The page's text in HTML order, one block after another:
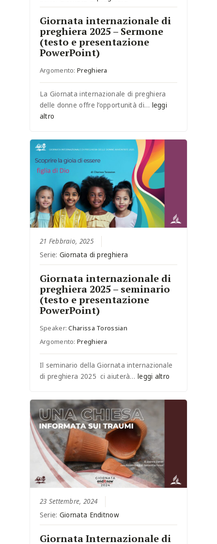
Giornata internazionale di
preghiera 2025 – Sermone
(testo e presentazione
PowerPoint)
Argomento:Preghiera
La Giornata internazionale di preghiera
delle donne offre l’opportunità di… leggi
altro
21 Febbraio, 2025
Serie: Giornata di preghiera
Giornata internazionale di
preghiera 2025 – seminario
(testo e presentazione
PowerPoint)
Speaker:Charissa Torossian
Argomento:Preghiera
Il seminario della Giornata internazionale
di preghiera 2025 ci aiuterà…leggi altro
23 Settembre, 2024
Serie: Giornata Enditnow
Giornata Internazionale di